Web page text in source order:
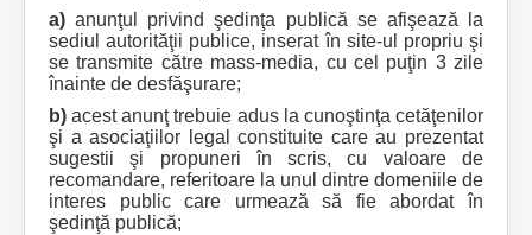
a) anunţul privind şedinţa publică se afişează la
sediul autorităţii publice, inserat în site-ul propriu şi
se transmite către mass-media, cu cel puţin 3 zile
înainte de desfăşurare;
b) acest anunţ trebuie adus la cunoştinţa cetăţenilor
şi a asociaţiilor legal constituite care au prezentat
sugestii şi propuneri în scris, cu valoare de
recomandare, referitoare la unul dintre domeniile de
interes public care urmează să fie abordat în
şedinţă publică;